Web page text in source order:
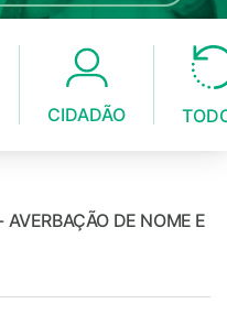
CIDADÃO
AVERBAÇÃO DE NOME E